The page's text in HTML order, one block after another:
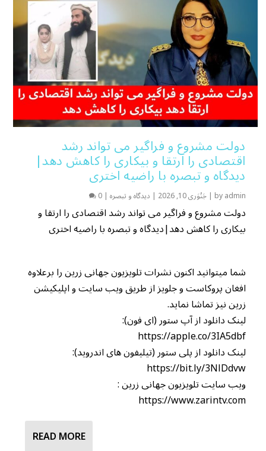
دولت مشروع و فراگیر می تواند رشد
اقتصادی را ارتقا و بیکاری را کاهش دهد|
دیدگاه و تبصره با راضیه اختری
byadmin
|جَنُوَری 10, 2026 | دیدگاه و تبصره |
0
دولت مشروع و فراگیر می تواند رشد اقتصادی را ارتقا و
بیکاری را کاهش دهد|دیدگاه و تبصره با راضیه اختری
شما میتوانید اکنون نشرات تلویزیون جهانی زرین را برعلاوه
افغان پروکاست و جلویز از طریق ویب سایت و اپلیکیشن
زرین نیز تماشا نماید.
لینک دانلود از آپ ستور (ای فون):
https://apple.co/3IA5dbf
لینک دانلود از پلی ستور (تیلیفون های اندروید):
https://bit.ly/3NlDdvw
ویب سایت تلویزیون جهانی زرین :
https://www.zarintv.com
READ MORE